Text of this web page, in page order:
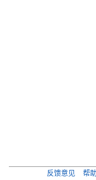
反馈意见 帮